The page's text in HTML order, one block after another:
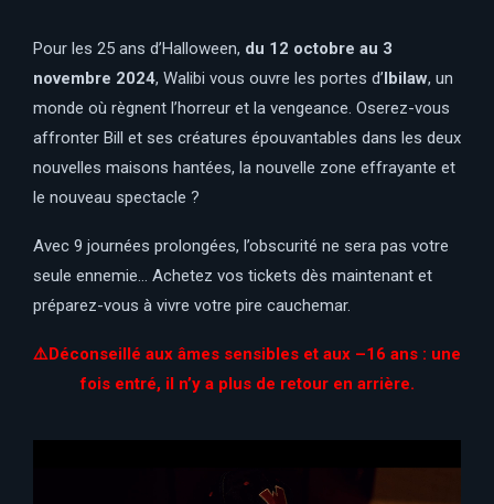
Pour les 25 ans d’Halloween, du 12 octobre au 3
novembre 2024, Walibi vous ouvre les portes d’Ibilaw, un
monde où règnent l’horreur et la vengeance. Oserez-vous
affronter Bill et ses créatures épouvantables dans les deux
nouvelles maisons hantées, la nouvelle zone effrayante et
le nouveau spectacle ?
Avec 9 journées prolongées, l’obscurité ne sera pas votre
seule ennemie… Achetez vos tickets dès maintenant et
préparez-vous à vivre votre pire cauchemar.
⚠️Déconseillé aux âmes sensibles et aux –16 ans : une
fois entré, il n’y a plus de retour en arrière.